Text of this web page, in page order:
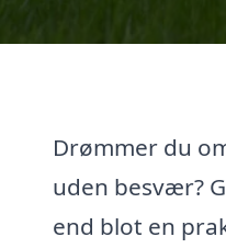
Drømmer du
uden besvær?
end blot en